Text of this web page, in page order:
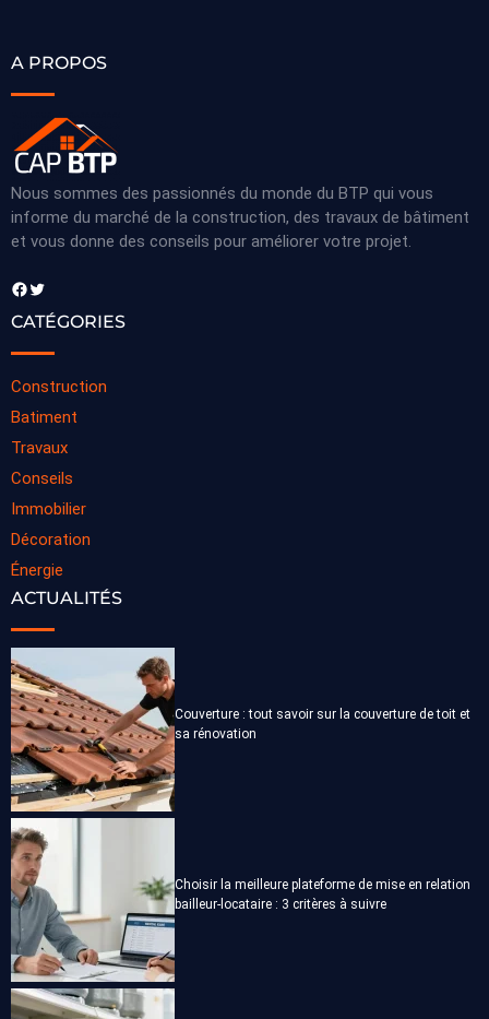
A PROPOS
Nous sommes des passionnés du monde du BTP qui vous
informe du marché de la construction, des travaux de bâtiment
et vous donne des conseils pour améliorer votre projet.
Facebook Twitter
CATÉGORIES
Construction
Batiment
Travaux
Conseils
Immobilier
Décoration
Énergie
ACTUALITÉS
Couverture : tout savoir sur la couverture de toit et
sa rénovation
Choisir la meilleure plateforme de mise en relation
bailleur-locataire : 3 critères à suivre